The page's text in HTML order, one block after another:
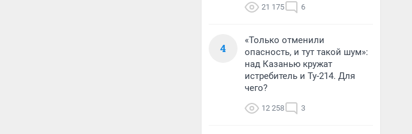
21 175 6
4
«Только отменили
опасность, и тут такой шум»:
над Казанью кружат
истребитель и Ту-214. Для
чего?
12 258 3